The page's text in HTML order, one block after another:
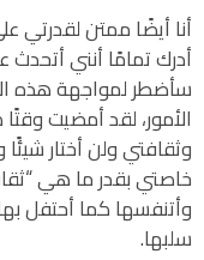
أنا أيضًا ممتن لقدرتي
أدرك تمامًا أنني
سأضطر لمواجهة هذه
الأمور، لقد أمضيت
وثقافتي ولن أختار
خاصتي بقدر ما هي
وأتنفسها كما أحتفل
سلبها.